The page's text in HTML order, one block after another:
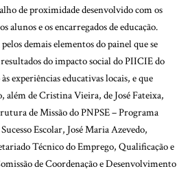
de proximidade desenvolvido com os
alunos e os encarregados de educação.
demais elementos do painel que se
do impacto social do PIICIE do
experiências educativas locais, e que
além de Cristina Vieira, de José Fateixa,
de Missão do PNPSE – Programa
Escolar, José Maria Azevedo,
Técnico do Emprego, Qualificação e
de Coordenação e Desenvolvimento